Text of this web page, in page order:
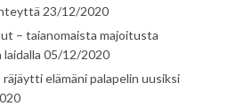
23/12/2020
– taianomaista majoitusta
laidalla 05/12/2020
räjäytti elämäni palapelin uusiksi